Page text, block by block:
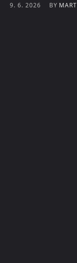
9. 6. 2026 BY